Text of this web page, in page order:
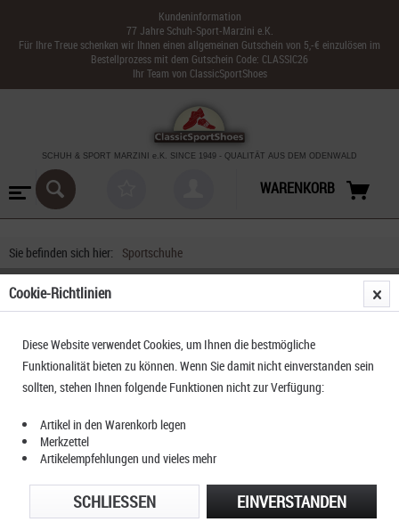
Kundeninformation
77 Jahre Schuh-Sport-Marzini e.K.
Für Ihre Treue schenken wir Ihnen einen allgemeinen Gutschein von 5,-€ einzulösen im
Bestellprozess mit dem Gutschein Code: CLASSIC26
Ihr Team von ClassicSportShoes
SCHUH & SPORT MARZINI e.K. SINCE 1949 - QUALITÄT AUS DEM ODENWALD
WARENKORB
Sie befinden sich hier: Sportschuhe
Fußballschuhe
Cookie-Richtlinien
Diese Website verwendet Cookies, um Ihnen die bestmögliche
Funktionalität bieten zu können. Wenn Sie damit nicht einverstanden sein
sollten, stehen Ihnen folgende Funktionen nicht zur Verfügung:
Artikel in den Warenkorb legen
Merkzettel
Artikelempfehlungen und vieles mehr
EINVERSTANDEN
SCHLIESSEN